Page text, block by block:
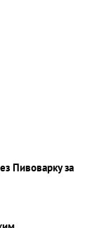
Пивоварку за